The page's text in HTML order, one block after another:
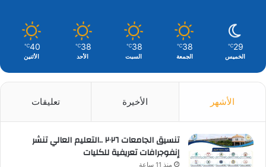
29
℃
الخميس
38
℃
الجمعة
38
℃
السبت
38
℃
الأحد
40
℃
الأثنين
الأشهر الأخيرة تعليقات
تنسيق الجامعات ٢٠٢٦ ..التعليم العالي تنشر
إنفوجرافات تعريفية للكليات
منذ 11 ساعة